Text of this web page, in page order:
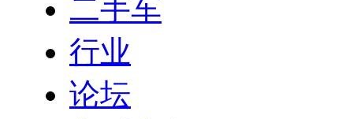
二手车
行业
论坛